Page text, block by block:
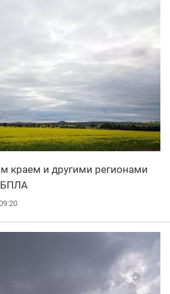
краем и другими регионами
БПЛА